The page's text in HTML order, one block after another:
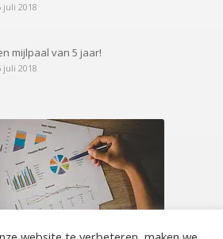
juli 2018
mijlpaal van 5 jaar!
juli 2018